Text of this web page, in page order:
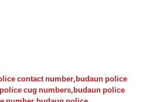
contact number,budaun police
cug numbers,budaun police